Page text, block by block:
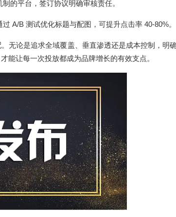
的平台，签订协议明确审核责任。
过 A/B 测试优化标题与配图，可提升点击率 40-80%。
无论是追求全域覆盖、垂直渗透还是成本控制，明
能让每一次投放都成为品牌增长的有效支点。